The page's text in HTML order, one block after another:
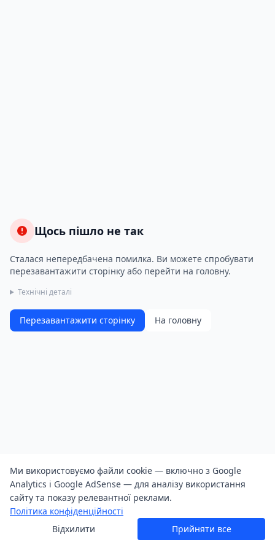
Щось пішло не так
Сталася непередбачена помилка. Ви можете спробувати
перезавантажити сторінку або перейти на головну.
Технічні деталі
Перезавантажити сторінку На головну
Ми використовуємо файли cookie — включно з Google
Analytics і Google AdSense — для аналізу використання
сайту та показу релевантної реклами.
Політика конфіденційності
Відхилити
Прийняти все